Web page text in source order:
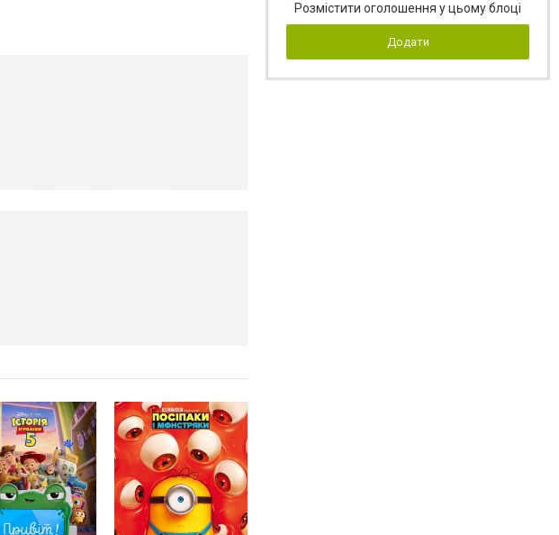
Розмістити оголошення у цьому блоці
Додати